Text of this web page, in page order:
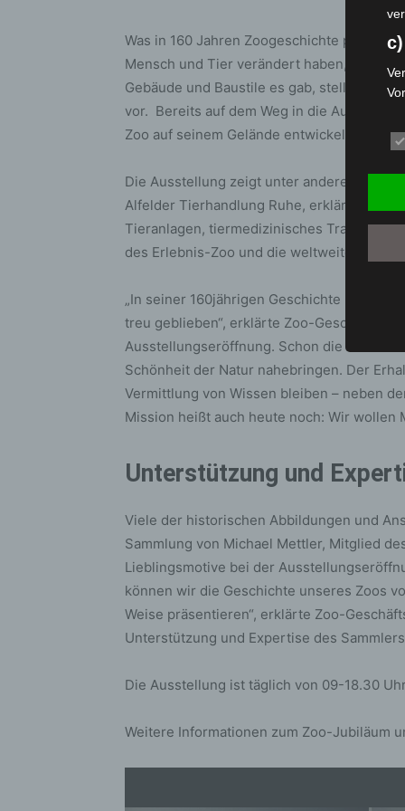
Was in 160 Jahren Zoogeschichte passiert
Mensch und Tier verändert haben,
Gebäude und Baustile es gab, stellt das
vor. Bereits auf dem Weg in die
Zoo auf seinem Gelände entwickelt hat.
Die Ausstellung zeigt unter anderem die
Alfelder Tierhandlung Ruhe, erklärt das
Tieranlagen, tiermedizinisches Training
des Erlebnis-Zoo und die weltweite
„In seiner 160jährigen Geschichte hat sich
treu geblieben“, erklärte Zoo-
Ausstellungseröffnung. Schon die Gründer
Schönheit der Natur nahebringen. Der
Vermittlung von Wissen bleiben – neben
Mission heißt auch heute noch: Wir wollen
Unterstützung und
Viele der historischen Abbildungen und
Sammlung von Michael Mettler, Mitglied
Lieblingsmotive bei der
können wir die Geschichte unseres Zoos
Weise präsentieren“, erklärte Zoo-
Unterstützung und Expertise des
Die Ausstellung ist täglich von 09-18.30
Weitere Informationen zum Zoo-Jubiläum